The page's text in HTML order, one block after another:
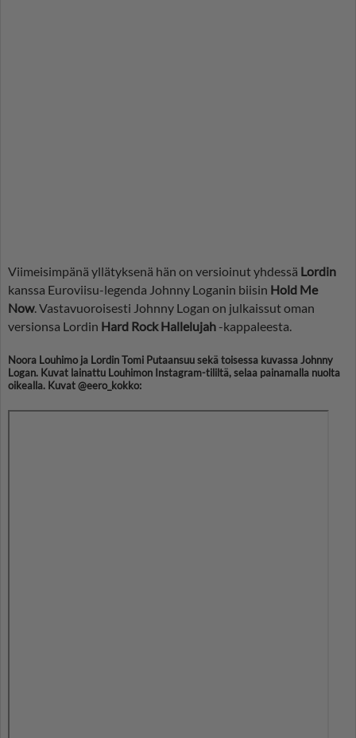
Viimeisimpänä yllätyksenä hän on versioinut yhdessä Lordin
kanssa Euroviisu-legenda Johnny Loganin biisin Hold Me
Now. Vastavuoroisesti Johnny Logan on julkaissut oman
versionsa Lordin Hard Rock Hallelujah -kappaleesta.
Noora Louhimo ja Lordin Tomi Putaansuu sekä toisessa kuvassa Johnny
Logan. Kuvat lainattu Louhimon Instagram-tililtä, selaa painamalla nuolta
oikealla. Kuvat @eero_kokko: